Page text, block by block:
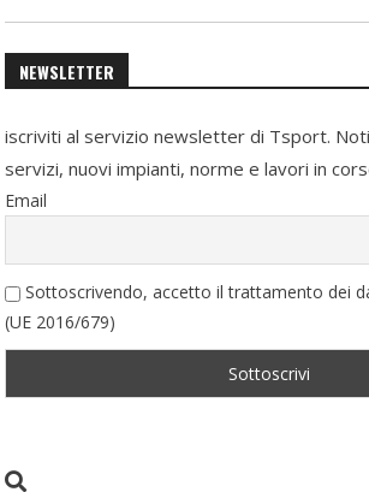
NEWSLETTER
iscriviti al servizio newsletter di Tsport.
servizi, nuovi impianti, norme e lavori in
Email
Sottoscrivendo, accetto il trattamento dei
(UE 2016/679)